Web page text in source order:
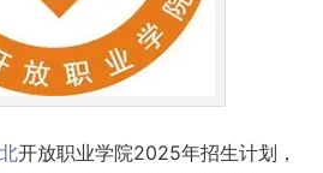
开放职业学院2025年招生计划，